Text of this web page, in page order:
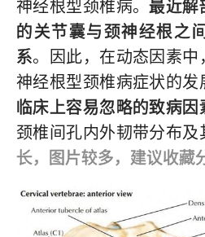
神经根型颈椎病。最近解
的关节囊与颈神经根之
系。因此，在动态因素
神经根型颈椎病症状的发
临床上容易忽略的致病因
颈椎间孔内外韧带分布及
长，图片较多，建议收藏